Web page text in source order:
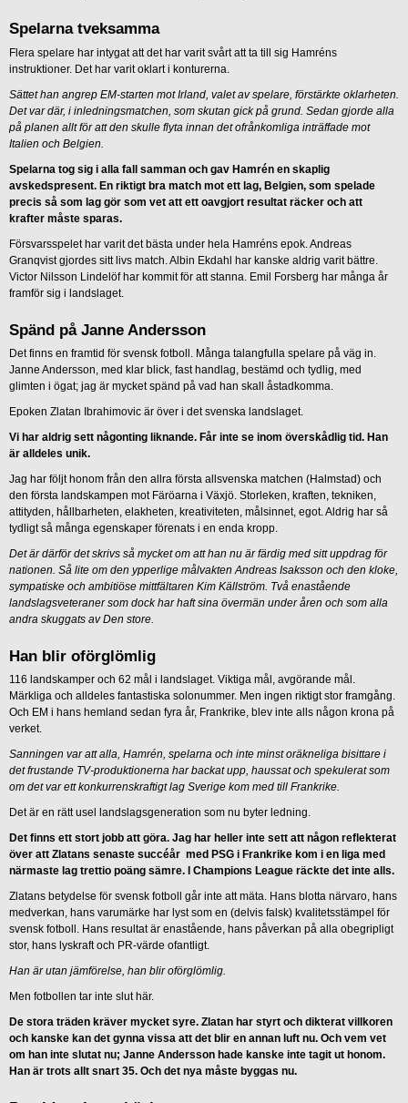
Spelarna tveksamma
Flera spelare har intygat att det har varit svårt att ta till sig Hamréns
instruktioner. Det har varit oklart i konturerna.
Sättet han angrep EM-starten mot Irland, valet av spelare, förstärkte oklarheten.
Det var där, i inledningsmatchen, som skutan gick på grund. Sedan gjorde alla
på planen allt för att den skulle flyta innan det ofrånkomliga inträffade mot
Italien och Belgien.
Spelarna tog sig i alla fall samman och gav Hamrén en skaplig
avskedspresent. En riktigt bra match mot ett lag, Belgien, som spelade
precis så som lag gör som vet att ett oavgjort resultat räcker och att
krafter måste sparas.
Försvarsspelet har varit det bästa under hela Hamréns epok. Andreas
Granqvist gjordes sitt livs match. Albin Ekdahl har kanske aldrig varit bättre.
Victor Nilsson Lindelöf har kommit för att stanna. Emil Forsberg har många år
framför sig i landslaget.
Spänd på Janne Andersson
Det finns en framtid för svensk fotboll. Många talangfulla spelare på väg in.
Janne Andersson, med klar blick, fast handlag, bestämd och tydlig, med
glimten i ögat; jag är mycket spänd på vad han skall åstadkomma.
Epoken Zlatan Ibrahimovic är över i det svenska landslaget.
Vi har aldrig sett någonting liknande. Får inte se inom överskådlig tid. Han
är alldeles unik.
Jag har följt honom från den allra första allsvenska matchen (Halmstad) och
den första landskampen mot Färöarna i Växjö. Storleken, kraften, tekniken,
attityden, hållbarheten, elakheten, kreativiteten, målsinnet, egot. Aldrig har så
tydligt så många egenskaper förenats i en enda kropp.
Det är därför det skrivs så mycket om att han nu är färdig med sitt uppdrag för
nationen. Så lite om den ypperlige målvakten Andreas Isaksson och den kloke,
sympatiske och ambitiöse mittfältaren Kim Källström. Två enastående
landslagsveteraner som dock har haft sina övermän under åren och som alla
andra skuggats av Den store.
Han blir oförglömlig
116 landskamper och 62 mål i landslaget. Viktiga mål, avgörande mål.
Märkliga och alldeles fantastiska solonummer. Men ingen riktigt stor framgång.
Och EM i hans hemland sedan fyra år, Frankrike, blev inte alls någon krona på
verket.
Sanningen var att alla, Hamrén, spelarna och inte minst oräkneliga bisittare i
det frustande TV-produktionerna har backat upp, haussat och spekulerat som
om det var ett konkurrenskraftigt lag Sverige kom med till Frankrike.
Det är en rätt usel landslagsgeneration som nu byter ledning.
Det finns ett stort jobb att göra. Jag har heller inte sett att någon reflekterat
över att Zlatans senaste succéår med PSG i Frankrike kom i en liga med
närmaste lag trettio poäng sämre. I Champions League räckte det inte alls.
Zlatans betydelse för svensk fotboll går inte att mäta. Hans blotta närvaro, hans
medverkan, hans varumärke har lyst som en (delvis falsk) kvalitetsstämpel för
svensk fotboll. Hans resultat är enastående, hans påverkan på alla obegripligt
stor, hans lyskraft och PR-värde ofantligt.
Han är utan jämförelse, han blir oförglömlig.
Men fotbollen tar inte slut här.
De stora träden kräver mycket syre. Zlatan har styrt och dikterat villkoren
och kanske kan det gynna vissa att det blir en annan luft nu. Och vem vet
om han inte slutat nu; Janne Andersson hade kanske inte tagit ut honom.
Han är trots allt snart 35. Och det nya måste byggas nu.